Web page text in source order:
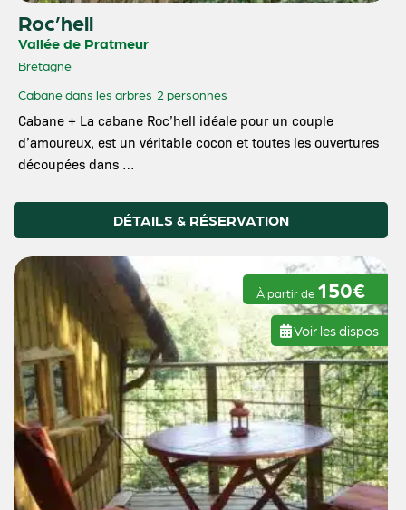
Roc’hell
Vallée de Pratmeur
Bretagne
Cabane dans les arbres 2 personnes
Cabane + La cabane Roc’hell idéale pour un couple
d’amoureux, est un véritable cocon et toutes les ouvertures
découpées dans …
DÉTAILS & RÉSERVATION
À partir de 150€
Voir les dispos